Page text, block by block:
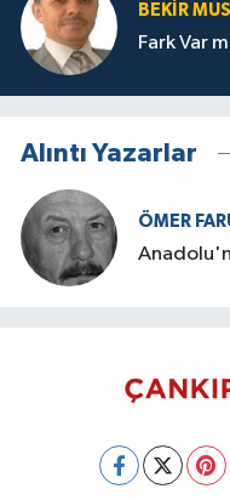
BEKIR
Fark Var
Alıntı Yazarlar
ÖMER